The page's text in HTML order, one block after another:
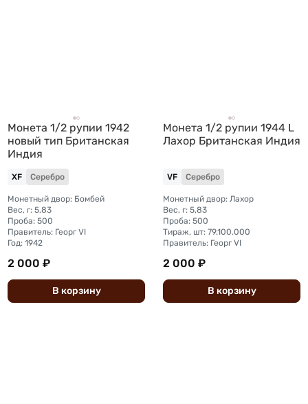
Монета 1/2 рупии 1942
новый тип Британская
Индия
XF Серебро
Монетный двор: Бомбей
Вес, г: 5,83
Проба: 500
Правитель: Георг VI
Год: 1942
2 000 ₽
В корзину
Монета 1/2 рупии 1944 L
Лахор Британская Индия
VF Серебро
Монетный двор: Лахор
Вес, г: 5,83
Проба: 500
Тираж, шт: 79.100.000
Правитель: Георг VI
2 000 ₽
В корзину